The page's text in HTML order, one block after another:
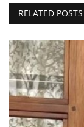
RELATED POSTS